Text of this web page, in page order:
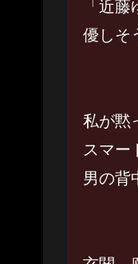
「近藤
優しそ
私が黙
スマー
男の背